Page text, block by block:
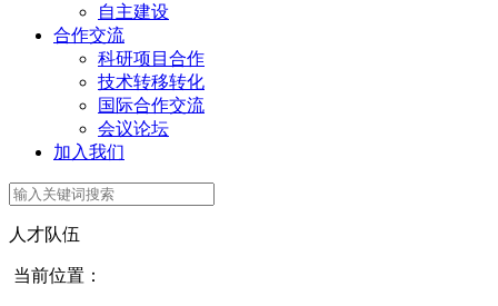
自主建设
合作交流
科研项目合作
技术转移转化
国际合作交流
会议论坛
加入我们
人才队伍
当前位置：